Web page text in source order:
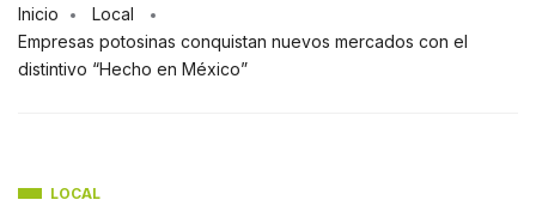
Inicio
Local
Empresas potosinas conquistan nuevos mercados con el
distintivo “Hecho en México”
LOCAL